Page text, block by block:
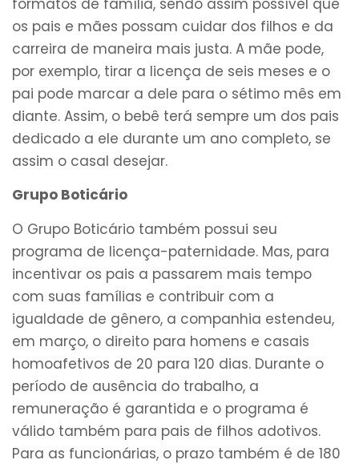
formatos de família, sendo assim possível que
os pais e mães possam cuidar dos filhos e da
carreira de maneira mais justa. A mãe pode,
por exemplo, tirar a licença de seis meses e o
pai pode marcar a dele para o sétimo mês em
diante. Assim, o bebê terá sempre um dos pais
dedicado a ele durante um ano completo, se
assim o casal desejar.
Grupo Boticário
O Grupo Boticário também possui seu
programa de licença-paternidade. Mas, para
incentivar os pais a passarem mais tempo
com suas famílias e contribuir com a
igualdade de gênero, a companhia estendeu,
em março, o direito para homens e casais
homoafetivos de 20 para 120 dias. Durante o
período de ausência do trabalho, a
remuneração é garantida e o programa é
válido também para pais de filhos adotivos.
Para as funcionárias, o prazo também é de 180